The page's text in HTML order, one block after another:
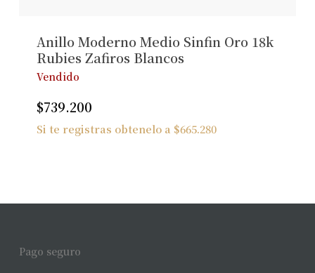
Anillo Moderno Medio Sinfin Oro 18k
Rubies Zafiros Blancos
Vendido
$739.200
Si te registras obtenelo a $665.280
Pago seguro